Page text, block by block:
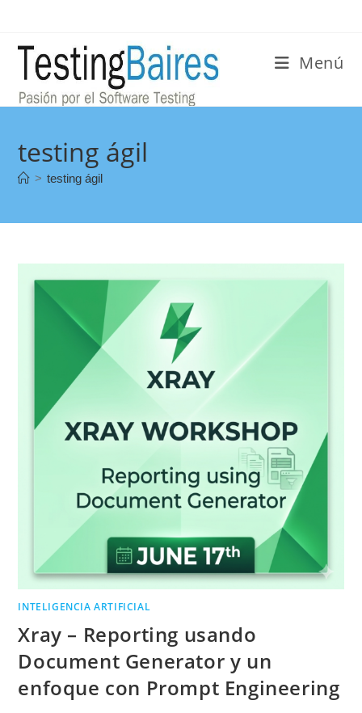
Menú
testing ágil
> testing ágil
INTELIGENCIA ARTIFICIAL
Xray – Reporting usando
Document Generator y un
enfoque con Prompt Engineering